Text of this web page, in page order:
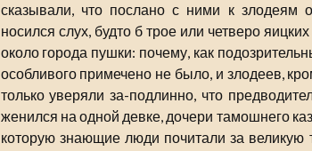
сказывали, что послано с ними к злодеям
носился слух, будто б трое или четверо
около города пушки: почему, как
особливого примечено не было, и злодеев,
только уверяли за-подлинно, что
женился на одной девке, дочери тамошнего
которую знающие люди почитали за